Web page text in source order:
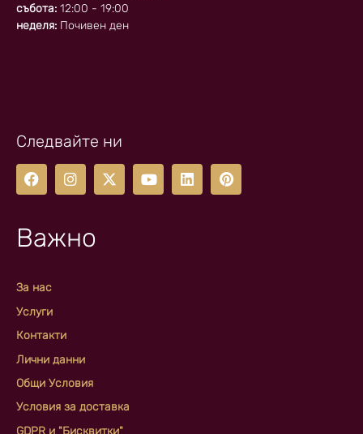
събота: 12:00 - 19:00
неделя: Почивен ден
Следвайте ни
Важно
За нас
Услуги
Контакти
Лични данни
Общи Условия
Условия за доставка
GDPR и "Бисквитки"